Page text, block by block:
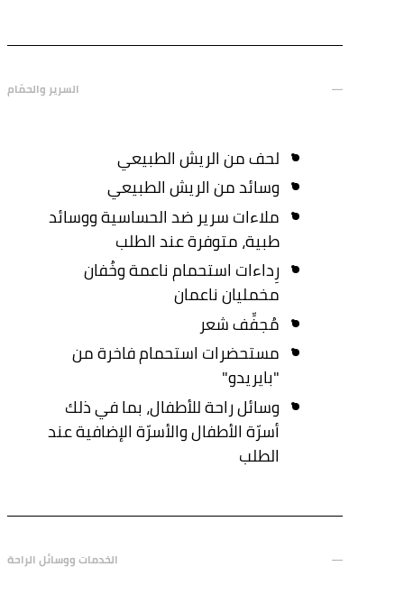
السرير والحمّام
لحف من الريش الطبيعي
وسائد من الريش الطبيعي
ملاءات سرير ضد الحساسية ووسائد
طبية، متوفرة عند الطلب
رِداءات استحمام ناعمة وخُفان
مخمليان ناعمان
مُجفِّف شعر
مستحضرات استحمام فاخرة من
"بايريدو"
وسائل راحة للأطفال، بما في ذلك
أسرّة الأطفال والأسرّة الإضافية عند
الطلب
الخدمات ووسائل الراحة